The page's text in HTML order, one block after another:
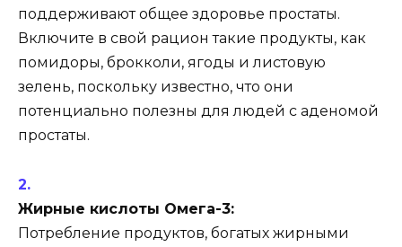
поддерживают общее здоровье простаты.
Включите в свой рацион такие продукты, как
помидоры, брокколи, ягоды и листовую
зелень, поскольку известно, что они
потенциально полезны для людей с аденомой
простаты.
Жирные кислоты Омега-3:
Потребление продуктов, богатых жирными